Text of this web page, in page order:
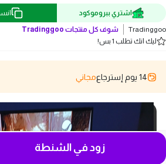
اشتري ببروموكود
Tradinggoo شوف كل منتجات Tradinggoo
ليك انك تطلب 1 بس!
14 يوم إسترجاع مجاني
زود في الشنطة